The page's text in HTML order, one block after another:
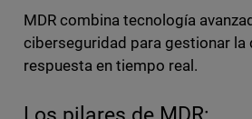
MDR combina tecnología
ciberseguridad para gestionar la
respuesta en tiempo real.